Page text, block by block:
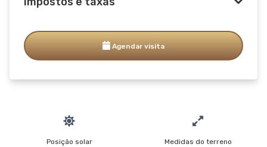
Agendar visita
Posição solar Medidas do terreno